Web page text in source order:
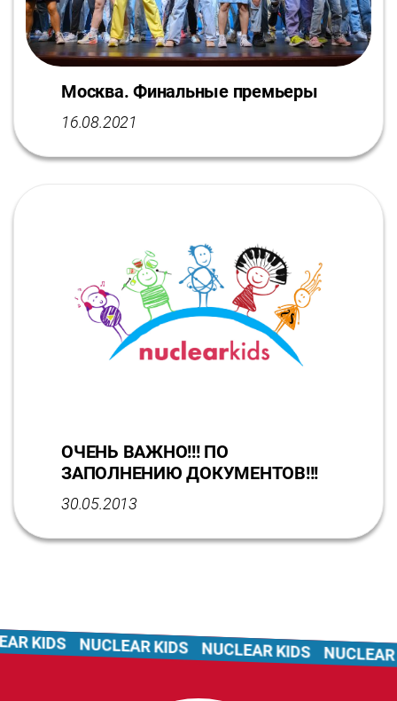
Москва. Финальные премьеры
16.08.2021
ОЧЕНЬ ВАЖНО!!! ПО
ЗАПОЛНЕНИЮ ДОКУМЕНТОВ!!!
30.05.2013
KIDS NUCLEAR KIDS NUCLEAR KIDS NUCLEAR